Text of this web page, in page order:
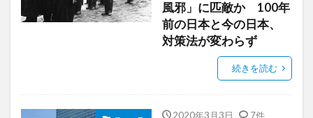
風邪」に匹敵か 100年
前の日本と今の日本、
対策法が変わらず
続きを読む
2020年3月3日 7件